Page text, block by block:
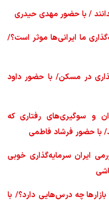
/ با حضور مهدی حیدری
ما ایرانی‌ها موثر است؟/
در مسکن/ با حضور داود
و سوگیری‌های رفتاری که
با حضور فرشاد فاطمی
ایران سرمایه‌گذاری خوبی
چه درس‌هایی دارد؟/ با